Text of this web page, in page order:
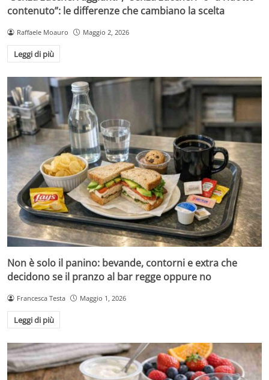
contenuto”: le differenze che cambiano la scelta
Raffaele Moauro Maggio 2, 2026
Leggi di più
Non è solo il panino: bevande, contorni e extra che
decidono se il pranzo al bar regge oppure no
Francesca Testa Maggio 1, 2026
Leggi di più